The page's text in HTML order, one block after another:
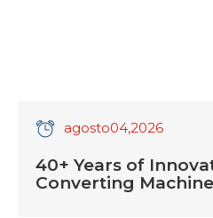
agosto04,2026
40+ Years of
Converting